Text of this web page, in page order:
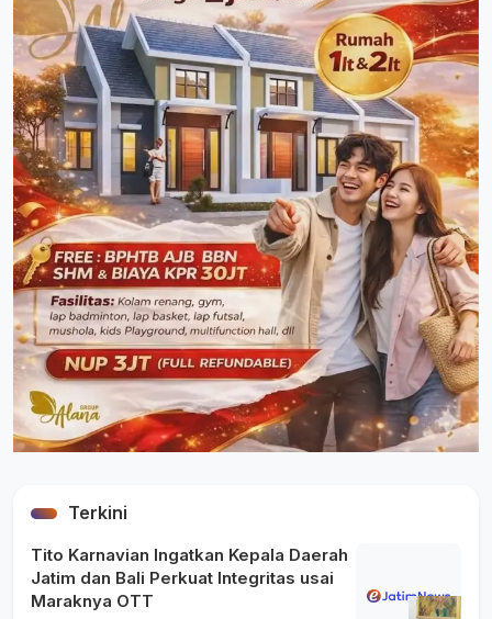
Terkini
Tito Karnavian Ingatkan Kepala Daerah
Jatim dan Bali Perkuat Integritas usai
Maraknya OTT